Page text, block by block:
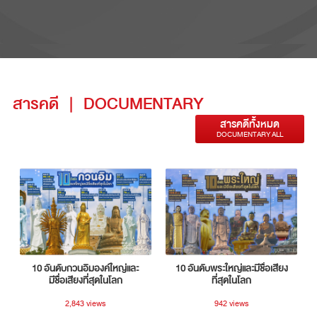
สารคดี | DOCUMENTARY
สารคดีทั้งหมด
DOCUMENTARY ALL
10 อันดับกวนอิมองค์ใหญ่และ
มีชื่อเสียงที่สุดในโลก
2,843 views
10 อันดับพระใหญ่และมีชื่อเสียง
ที่สุดในโลก
942 views